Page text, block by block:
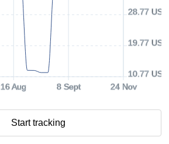
16 Aug 8 Sept 24 Nov
10.77 USD
19.77 USD
28.77 USD
Start tracking